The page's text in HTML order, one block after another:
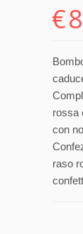
€
rossa
con
raso